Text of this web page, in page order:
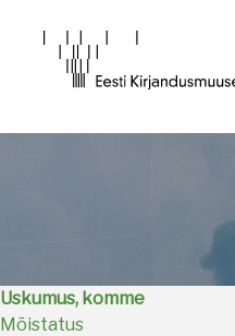
Main
Uskumus, komme
Mõistatus